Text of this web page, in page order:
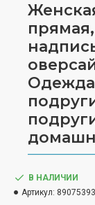
В НАЛИЧИИ
Артикул: